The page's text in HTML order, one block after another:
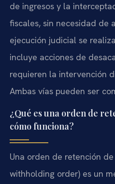
de ingresos y la
fiscales, sin necesidad de
ejecución judicial se
incluye acciones de
requieren la intervención
Ambas vías pueden ser
¿Qué es una orden de
cómo funciona?
Una orden de retención
withholding order) es un